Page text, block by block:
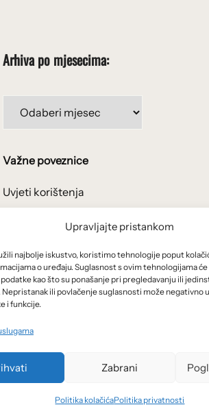
Upravljajte pristankom
najbolje iskustvo, koristimo tehnologije poput
o uređaju. Suglasnost s ovim tehnologijama
kao što su ponašanje pri pregledavanju ili
ili povlačenje suglasnosti može negativno
i funkcije.
Zabrani
Politika kolačićaPolitika privatnosti
Arhiva po mjesecima:
Važne poveznice
Uvjeti korištenja
Politika privatnosti
Kolačići
O nama i usluge